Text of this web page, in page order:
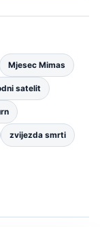
Mjesec Mimas
satelit
zvijezda smrti